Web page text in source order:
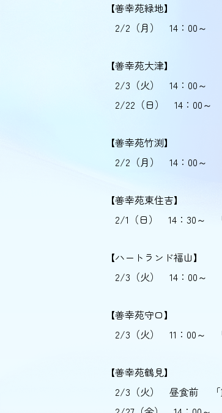
【善幸苑緑地】
2/2（月） 14：00～
【善幸苑大津】
2/3（火） 14：00～
2/22（日） 14：00～
【善幸苑竹渕】
2/2（月） 14：00～
【善幸苑東住吉】
2/1（日） 14：30～
【ハートランド福山】
2/3（火） 14：00～
【善幸苑守口】
2/3（火） 11：00～
【善幸苑鶴見】
2/3（火） 昼食前 「